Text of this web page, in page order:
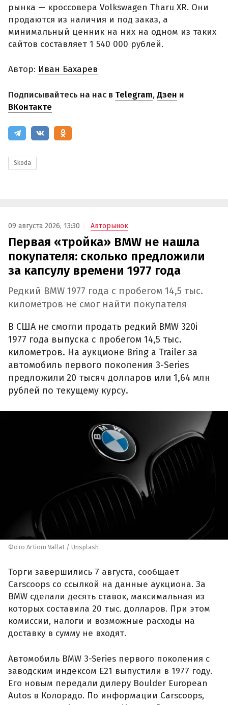
рынка — кроссовера Volkswagen Tharu XR. Они
продаются из наличия и под заказ, а
минимальный ценник на них на одном из таких
сайтов составляет 1 540 000 рублей.
Автор: Иван Бахарев
Подписывайтесь на нас в Telegram,Дзен и
ВКонтакте
Skoda
09 августа 2026, 13:30 Авторынок
Первая «тройка» BMW не нашла
покупателя: сколько предложили
за капсулу времени 1977 года
Редкий BMW 1977 года с пробегом 14,5 тыс.
километров не смог найти покупателя
В США не смогли продать редкий BMW 320i
1977 года выпуска с пробегом 14,5 тыс.
километров. На аукционе Bring a Trailer за
автомобиль первого поколения 3-Series
предложили 20 тысяч долларов или 1,64 млн
рублей по текущему курсу.
Фото Artiom Vallat / Unsplash
Торги завершились 7 августа, сообщает
Carscoops со ссылкой на данные аукциона. За
BMW сделали десять ставок, максимальная из
которых составила 20 тыс. долларов. При этом
комиссии, налоги и возможные расходы на
доставку в сумму не входят.
Автомобиль BMW 3-Series первого поколения с
заводским индексом E21 выпустили в 1977 году.
Его новым передали дилеру Boulder European
Autos в Колорадо. По информации Carscoops,